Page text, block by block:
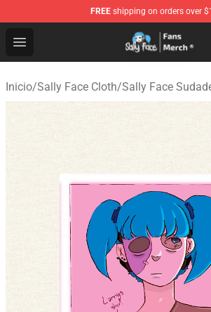
FREE shipping on orders over
Open menu
Sally Face Store - Official Sally
Inicio/Sally Face Cloth/Sally Face